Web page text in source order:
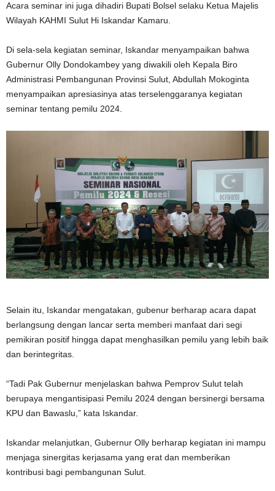
Acara seminar ini juga dihadiri Bupati Bolsel selaku Ketua Majelis
Wilayah KAHMI Sulut Hi Iskandar Kamaru.
Di sela-sela kegiatan seminar, Iskandar menyampaikan bahwa
Gubernur Olly Dondokambey yang diwakili oleh Kepala Biro
Administrasi Pembangunan Provinsi Sulut, Abdullah Mokoginta
menyampaikan apresiasinya atas terselenggaranya kegiatan
seminar tentang pemilu 2024.
Selain itu, Iskandar mengatakan, gubenur berharap acara dapat
berlangsung dengan lancar serta memberi manfaat dari segi
pemikiran positif hingga dapat menghasilkan pemilu yang lebih baik
dan berintegritas.
“Tadi Pak Gubernur menjelaskan bahwa Pemprov Sulut telah
berupaya mengantisipasi Pemilu 2024 dengan bersinergi bersama
KPU dan Bawaslu,” kata Iskandar.
Iskandar melanjutkan, Gubernur Olly berharap kegiatan ini mampu
menjaga sinergitas kerjasama yang erat dan memberikan
kontribusi bagi pembangunan Sulut.